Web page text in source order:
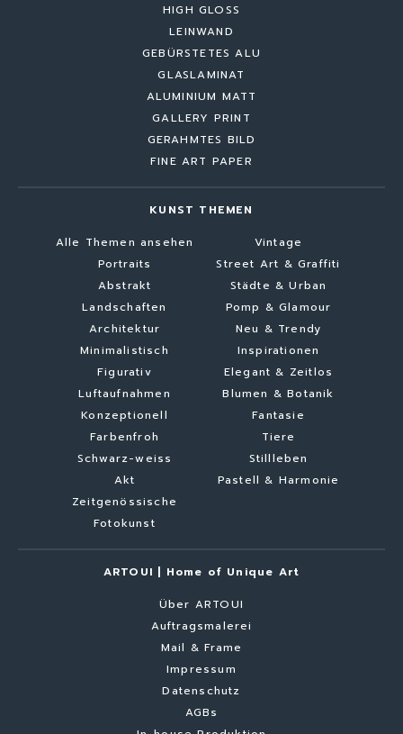
HIGH GLOSS
LEINWAND
GEBÜRSTETES ALU
GLASLAMINAT
ALUMINIUM MATT
GALLERY PRINT
GERAHMTES BILD
FINE ART PAPER
KUNST THEMEN
Alle Themen ansehen
Portraits
Abstrakt
Landschaften
Architektur
Minimalistisch
Figurativ
Luftaufnahmen
Konzeptionell
Farbenfroh
Schwarz-weiss
Akt
Zeitgenössische
Fotokunst
Vintage
Street Art & Graffiti
Städte & Urban
Pomp & Glamour
Neu & Trendy
Inspirationen
Elegant & Zeitlos
Blumen & Botanik
Fantasie
Tiere
Stillleben
Pastell & Harmonie
ARTOUI | Home of Unique Art
Über ARTOUI
Auftragsmalerei
Mail & Frame
Impressum
Datenschutz
AGBs